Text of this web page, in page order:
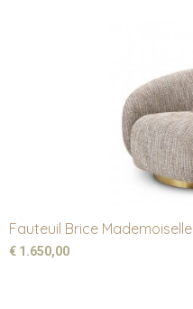
Fauteuil Brice Mademoiselle
€ 1.650,00